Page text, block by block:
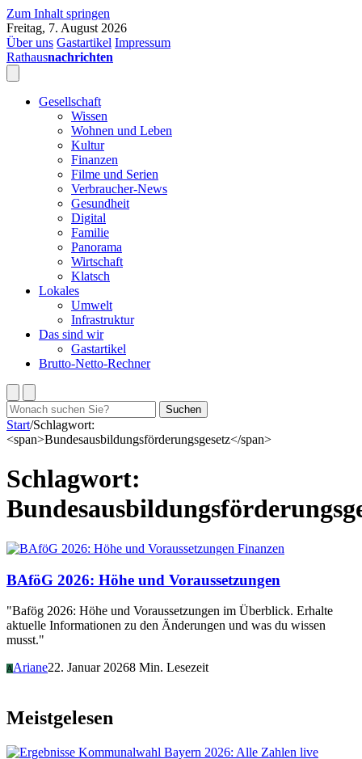
Zum Inhalt springen
Freitag, 7. August 2026
Über uns Gastartikel Impressum
Rathausnachrichten
Gesellschaft
Wissen
Wohnen und Leben
Kultur
Finanzen
Filme und Serien
Verbraucher-News
Gesundheit
Digital
Familie
Panorama
Wirtschaft
Klatsch
Lokales
Umwelt
Infrastruktur
Das sind wir
Gastartikel
Brutto-Netto-Rechner
Suchen
nach:
Suchen
Start/Schlagwort:
<span>Bundesausbildungsförderungsgesetz</span>
Schlagwort:
Finanzen
BAföG 2026: Höhe und Voraussetzungen
"Bafög 2026: Höhe und Voraussetzungen im Überblick. Erhalte
aktuelle Informationen zu den Änderungen und was du wissen
musst."
AAriane22. Januar 20268 Min. Lesezeit
Meistgelesen